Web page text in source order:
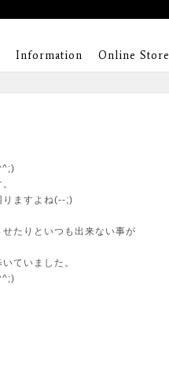
Information Online Store
りますよね(--;)
たりといつも出来ない事が
ていました。